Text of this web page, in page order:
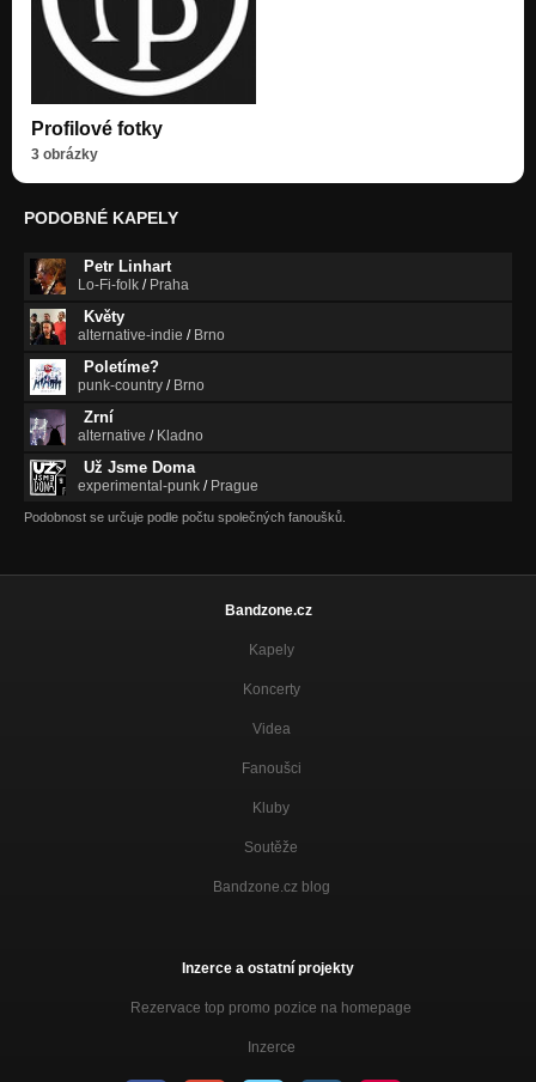
Profilové fotky
3 obrázky
PODOBNÉ KAPELY
Petr Linhart
Lo-Fi-folk / Praha
Květy
alternative-indie / Brno
Poletíme?
punk-country / Brno
Zrní
alternative / Kladno
Už Jsme Doma
experimental-punk / Prague
Podobnost se určuje podle počtu společných fanoušků.
Bandzone.cz
Kapely
Koncerty
Videa
Fanoušci
Kluby
Soutěže
Bandzone.cz blog
Inzerce a ostatní projekty
Rezervace top promo pozice na homepage
Inzerce